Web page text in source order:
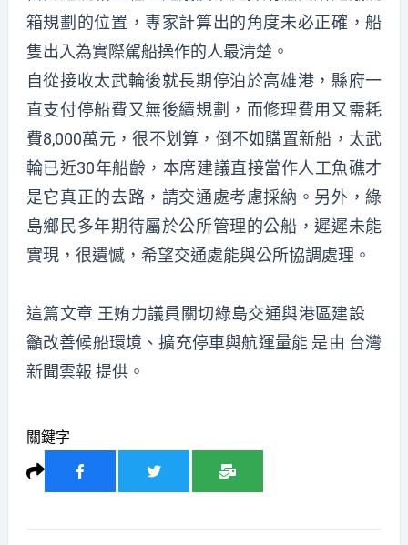
箱規劃的位置，專家計算出的角度未必正確，船
隻出入為實際駕船操作的人最清楚。
自從接收太武輪後就長期停泊於高雄港，縣府一
直支付停船費又無後續規劃，而修理費用又需耗
費8,000萬元，很不划算，倒不如購置新船，太武
輪已近30年船齡，本席建議直接當作人工魚礁才
是它真正的去路，請交通處考慮採納。另外，綠
島鄉民多年期待屬於公所管理的公船，遲遲未能
實現，很遺憾，希望交通處能與公所協調處理。
這篇文章 王姷力議員關切綠島交通與港區建設
籲改善候船環境、擴充停車與航運量能 是由 台灣
新聞雲報 提供。
關鍵字